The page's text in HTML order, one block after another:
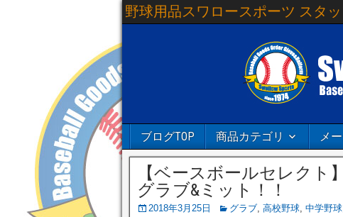
野球用品スワロースポーツ スタ
ブログTOP 商品カテゴリ メ
【ベースボールセレクト
グラブ&ミット！！
2018年3月25日 グラブ, 高校野球, 中学野球